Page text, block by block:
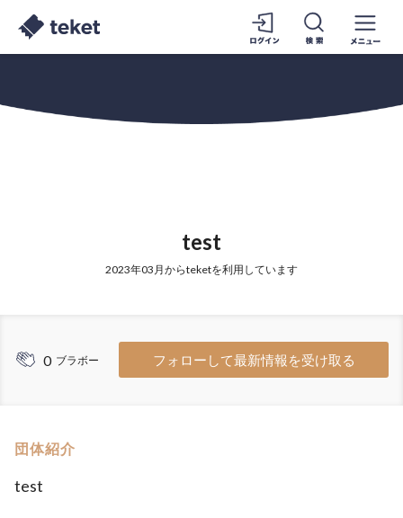
test
2023年03月からteketを利用しています
0 ブラボー フォローして最新情報を受け取る
団体紹介
test